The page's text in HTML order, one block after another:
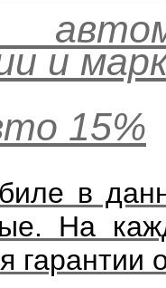
и
15%
в
На
гарантии